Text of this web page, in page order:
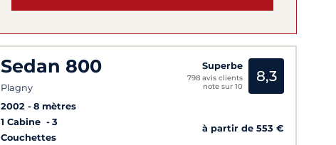
Sedan 800
Plagny
2002
8 mètres
1 Cabine
3
Couchettes
Superbe
798 avis clients
note sur 10
8,3
à partir de 553 €